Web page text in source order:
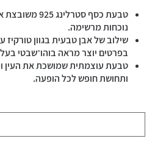
טבעת כסף
נוכחות מרשימה.
שילוב של אבן טבעית בגוון
בפרטים יוצר מראה בוהו־שבטי בעל
טבעת עוצמתית שמושכת את העין
ותחושת חופש לכל הופעה.